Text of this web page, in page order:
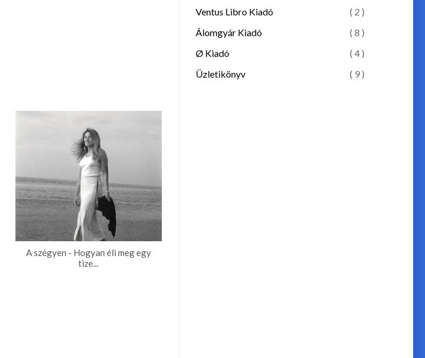
A szégyen - Hogyan éli meg egy
tize...
Ventus Libro Kiadó
( 2 )
Álomgyár Kiadó
( 8 )
Ø Kiadó
( 4 )
Üzletikönyv
( 9 )